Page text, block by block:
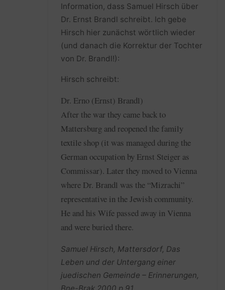
Information, dass Samuel Hirsch über
Dr. Ernst Brandl schreibt. Ich gebe
Hirsch hier zunächst wörtlich wieder
(und danach die Korrektur der Tochter
von Dr. Brandl!):
Hirsch schreibt:
Dr. Erno (Ernst) Brandl)
After the war they came back to
Mattersburg and reopened the family
textile shop (it was managed during the
German occupation by Ernst Steiger as
Commissar). Later they moved to Vienna
where Dr. Brandl was the “Mizrachi”
representative in the Jewish community.
He and his Wife passed away in Vienna
and were buried there.
Samuel Hirsch, Mattersdorf, Das
Leben und der Untergang einer
juedischen Gemeinde – Erinnerungen,